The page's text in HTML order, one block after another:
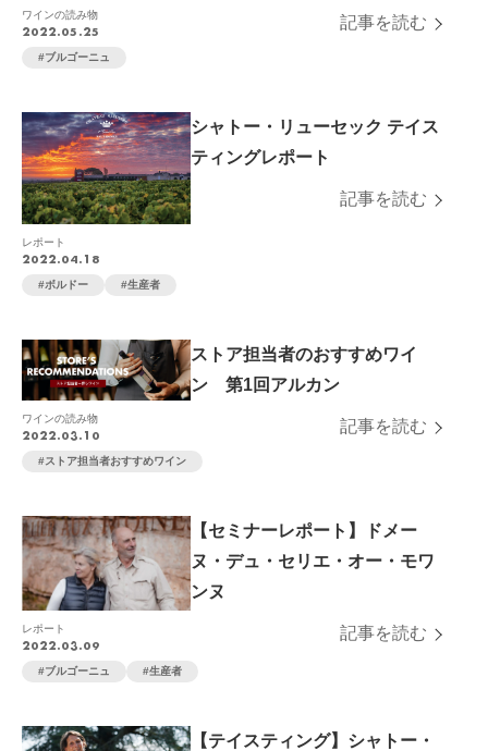
ワインの読み物
2022.05.25
記事を読む
ブルゴーニュ
レポート
2022.04.18
シャトー・リューセック テイス
ティングレポート
記事を読む
ボルドー 生産者
ワインの読み物
2022.03.10
ストア担当者のおすすめワイ
ン 第1回アルカン
記事を読む
ストア担当者おすすめワイン
レポート
2022.03.09
【セミナーレポート】ドメー
ヌ・デュ・セリエ・オー・モワ
ンヌ
記事を読む
ブルゴーニュ 生産者
【テイスティング】シャトー・